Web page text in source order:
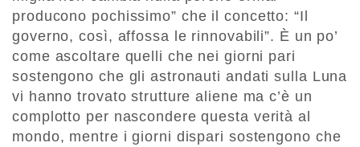
producono pochissimo” che il concetto: “Il
governo, così, affossa le rinnovabili”. È un po’
come ascoltare quelli che nei giorni pari
sostengono che gli astronauti andati sulla Luna
vi hanno trovato strutture aliene ma c’è un
complotto per nascondere questa verità al
mondo, mentre i giorni dispari sostengono che